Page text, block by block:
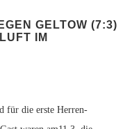
GELTOW (7:3)
IM
für die erste Herren-